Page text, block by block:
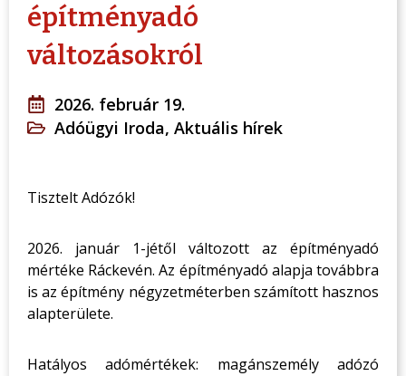
építményadó
változásokról
2026. február 19.
Adóügyi Iroda, Aktuális hírek
Tisztelt Adózók!
2026. január 1-jétől változott az építményadó
mértéke Ráckevén. Az építményadó alapja továbbra
is az építmény négyzetméterben számított hasznos
alapterülete.
Hatályos adómértékek: magánszemély adózó